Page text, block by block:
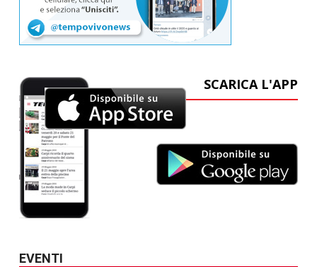
SCARICA L'APP
EVENTI